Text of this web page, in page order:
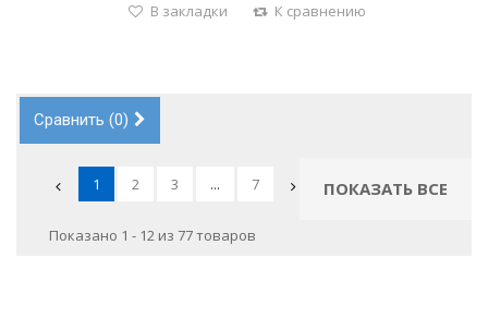
В закладки К сравнению
Сравнить (0)
ПОКАЗАТЬ ВСЕ
1 2 3 ... 7
Показано 1 - 12 из 77 товаров